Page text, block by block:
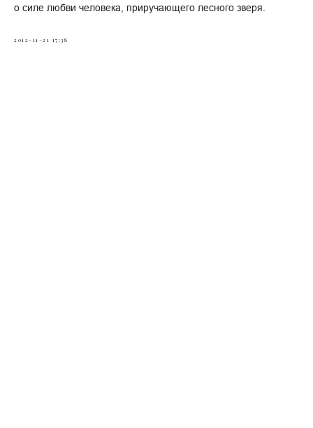
о силе любви человека, приручающего лесного зверя.
2012-11-21 17:38